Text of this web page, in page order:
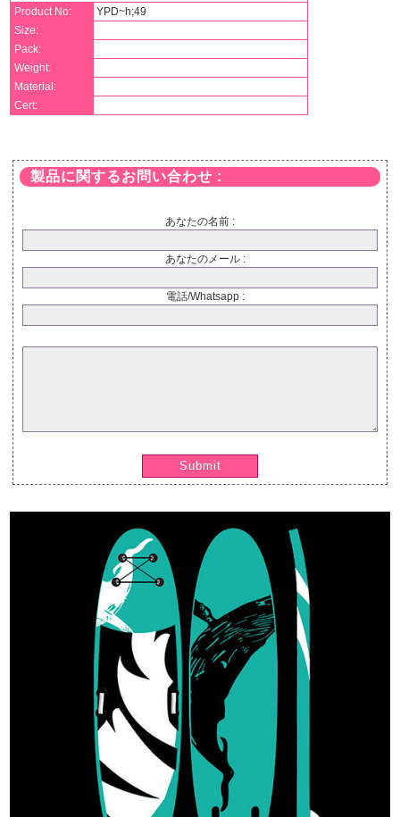
Product No:
YPD~h;49
Size:
Pack:
Weight:
Material:
Cert:
製品に関するお問い合わせ :
あなたの名前 :
あなたのメール :
電話/Whatsapp :
Submit